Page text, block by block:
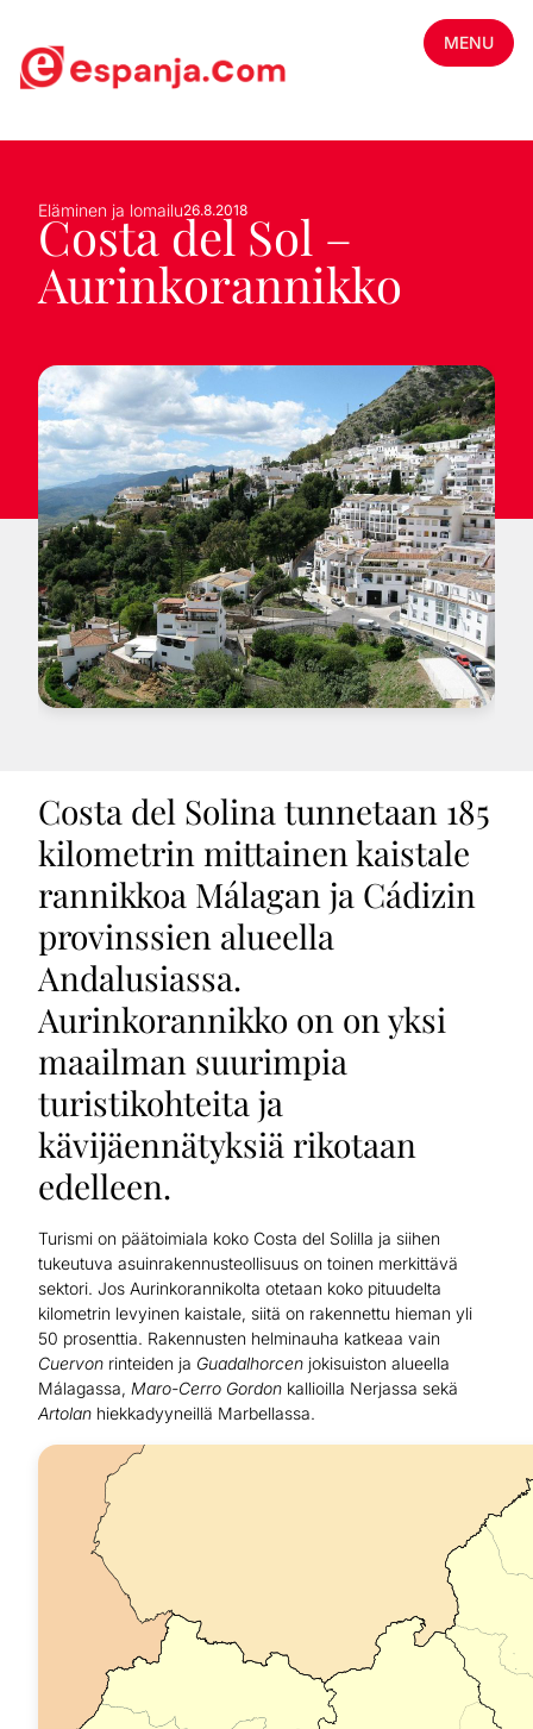
MENU
Eläminen ja lomailu26.8.2018
Costa del Sol –
Aurinkorannikko
Costa del Solina tunnetaan 185
kilometrin mittainen kaistale
rannikkoa Málagan ja Cádizin
provinssien alueella
Andalusiassa.
Aurinkorannikko on on yksi
maailman suurimpia
turistikohteita ja
kävijäennätyksiä rikotaan
edelleen.
Turismi on päätoimiala koko Costa del Solilla ja siihen
tukeutuva asuinrakennusteollisuus on toinen merkittävä
sektori. Jos Aurinkorannikolta otetaan koko pituudelta
kilometrin levyinen kaistale, siitä on rakennettu hieman yli
50 prosenttia. Rakennusten helminauha katkeaa vain
Cuervon rinteiden ja Guadalhorcen jokisuiston alueella
Málagassa, Maro-Cerro Gordon kallioilla Nerjassa sekä
Artolan hiekkadyyneillä Marbellassa.